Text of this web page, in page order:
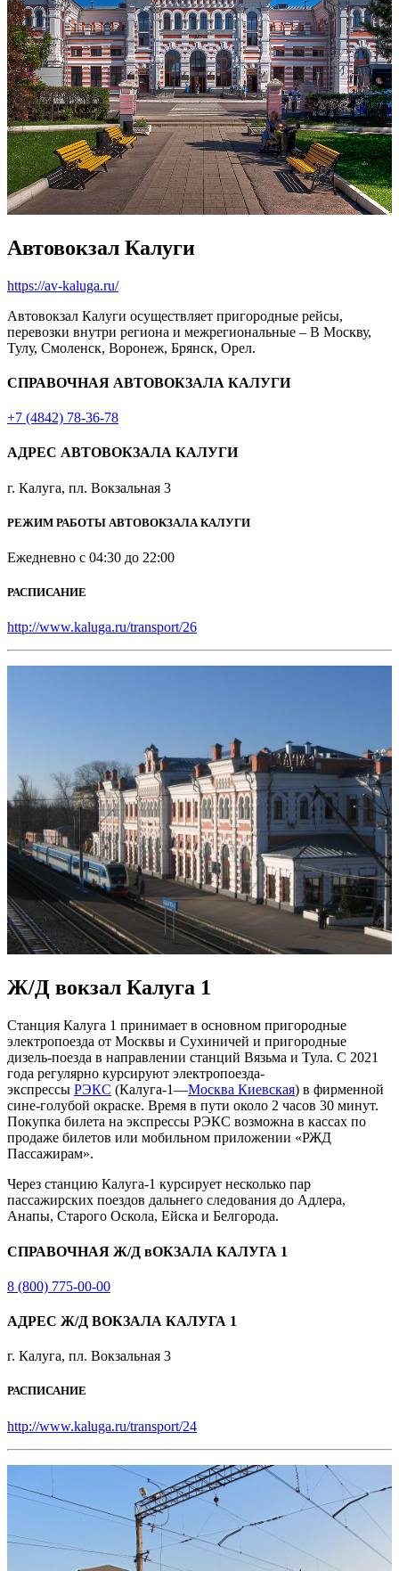
Автовокзал Калуги
https://av-kaluga.ru/
Автовокзал Калуги осуществляет пригородные рейсы,
перевозки внутри региона и межрегиональные – В Москву,
Тулу, Смоленск, Воронеж, Брянск, Орел.
СПРАВОЧНАЯ АВТОВОКЗАЛА КАЛУГИ
+7 (4842) 78-36-78
АДРЕС АВТОВОКЗАЛА КАЛУГИ
г. Калуга, пл. Вокзальная 3
РЕЖИМ РАБОТЫ АВТОВОКЗАЛА КАЛУГИ
Ежедневно с 04:30 до 22:00
РАСПИСАНИЕ
http://www.kaluga.ru/transport/26
Ж/Д вокзал Калуга 1
Станция Калуга 1 принимает в основном пригородные
электропоезда от Москвы и Сухиничей и пригородные
дизель-поезда в направлении станций Вязьма и Тула. С 2021
года регулярно курсируют электропоезда-
экспрессы РЭКС (Калуга-1—Москва Киевская) в фирменной
сине-голубой окраске. Время в пути около 2 часов 30 минут.
Покупка билета на экспрессы РЭКС возможна в кассах по
продаже билетов или мобильном приложении «РЖД
Пассажирам».
Через станцию Калуга-1 курсирует несколько пар
пассажирских поездов дальнего следования до Адлера,
Анапы, Старого Оскола, Ейска и Белгорода.
СПРАВОЧНАЯ Ж/Д вОКЗАЛА КАЛУГА 1
8 (800) 775-00-00
АДРЕС Ж/Д ВОКЗАЛА КАЛУГА 1
г. Калуга, пл. Вокзальная 3
РАСПИСАНИЕ
http://www.kaluga.ru/transport/24